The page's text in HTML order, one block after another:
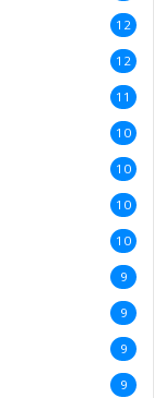
12
12
11
10
10
10
10
9
9
9
9